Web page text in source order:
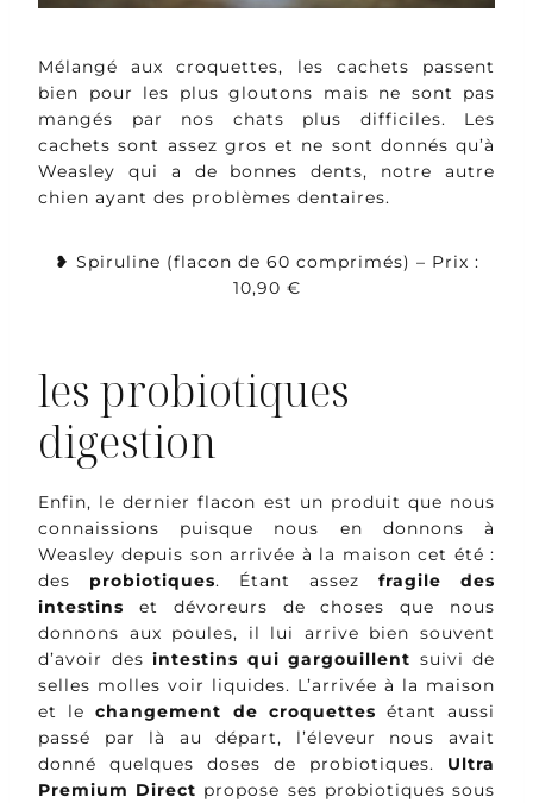
Mélangé aux croquettes, les cachets passent
bien pour les plus gloutons mais ne sont pas
mangés par nos chats plus difficiles. Les
cachets sont assez gros et ne sont donnés qu’à
Weasley qui a de bonnes dents, notre autre
chien ayant des problèmes dentaires.
❥ Spiruline (flacon de 60 comprimés) – Prix :
10,90 €
les probiotiques
digestion
Enfin, le dernier flacon est un produit que nous
connaissions puisque nous en donnons à
Weasley depuis son arrivée à la maison cet été :
des probiotiques. Étant assez fragile des
intestins et dévoreurs de choses que nous
donnons aux poules, il lui arrive bien souvent
d’avoir des intestins qui gargouillent suivi de
selles molles voir liquides. L’arrivée à la maison
et lechangement de croquettes étant aussi
passé par là au départ, l’éleveur nous avait
donné quelques doses de probiotiques. Ultra
Premium Direct propose ses probiotiques sous